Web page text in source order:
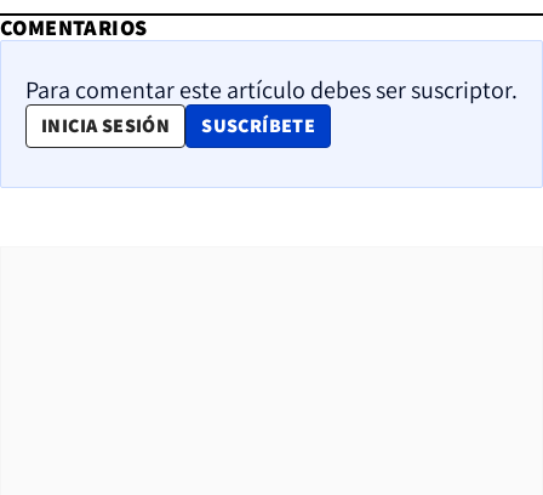
COMENTARIOS
Para comentar este artículo debes ser suscriptor.
INICIA SESIÓN SUSCRÍBETE
OPENS IN NEW WINDOW